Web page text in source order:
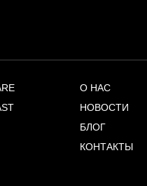
О НАС
НОВОСТИ
БЛОГ
КОНТАКТЫ